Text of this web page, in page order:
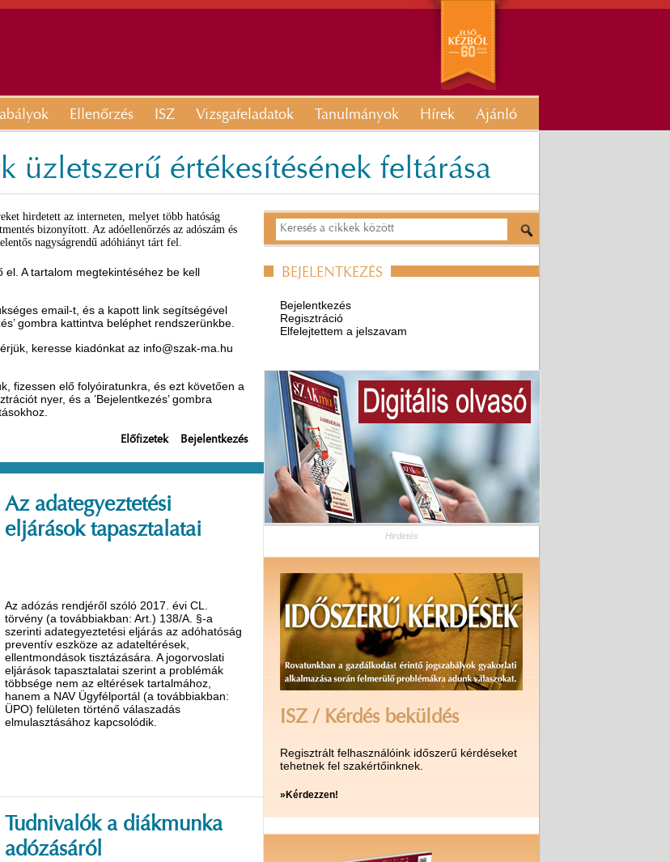
Ellenőrzés ISZ Vizsgafeladatok Tanulmányok Hírek Ajánló
üzletszerű értékesítésének feltárása
hirdetett az interneten, melyet több hatóság
bizonyított. Az adóellenőrzés az adószám és
nagyságrendű adóhiányt tárt fel.
A tartalom megtekintéséhez be kell
email-t, és a kapott link segítségével
gombra kattintva beléphet rendszerünkbe.
keresse kiadónkat az info@szak-ma.hu
fizessen elő folyóiratunkra, és ezt követően a
nyer, és a ’Bejelentkezés’ gombra
Bejelentkezés
Előfizetek
Az adategyeztetési
eljárások tapasztalatai
Az adózás rendjéről szóló 2017. évi CL.
törvény (a továbbiakban: Art.) 138/A. §-a
szerinti adategyeztetési eljárás az adóhatóság
preventív eszköze az adateltérések,
ellentmondások tisztázására. A jogorvoslati
eljárások tapasztalatai szerint a problémák
többsége nem az eltérések tartalmához,
hanem a NAV Ügyfélportál (a továbbiakban:
ÜPO) felületen történő válaszadás
elmulasztásához kapcsolódik.
Tudnivalók a diákmunka
adózásáról
BEJELENTKEZÉS
Bejelentkezés
Regisztráció
Elfelejtettem a jelszavam
Hirdetés
ISZ / Kérdés beküldés
Regisztrált felhasználóink időszerű kérdéseket
tehetnek fel szakértőinknek.
»Kérdezzen!